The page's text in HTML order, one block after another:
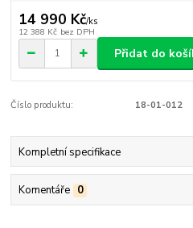
14 990 Kč/ks
12 388 Kč bez DPH
Přidat do
Číslo produktu: 18-01-012
Kompletní specifikace
Komentáře 0